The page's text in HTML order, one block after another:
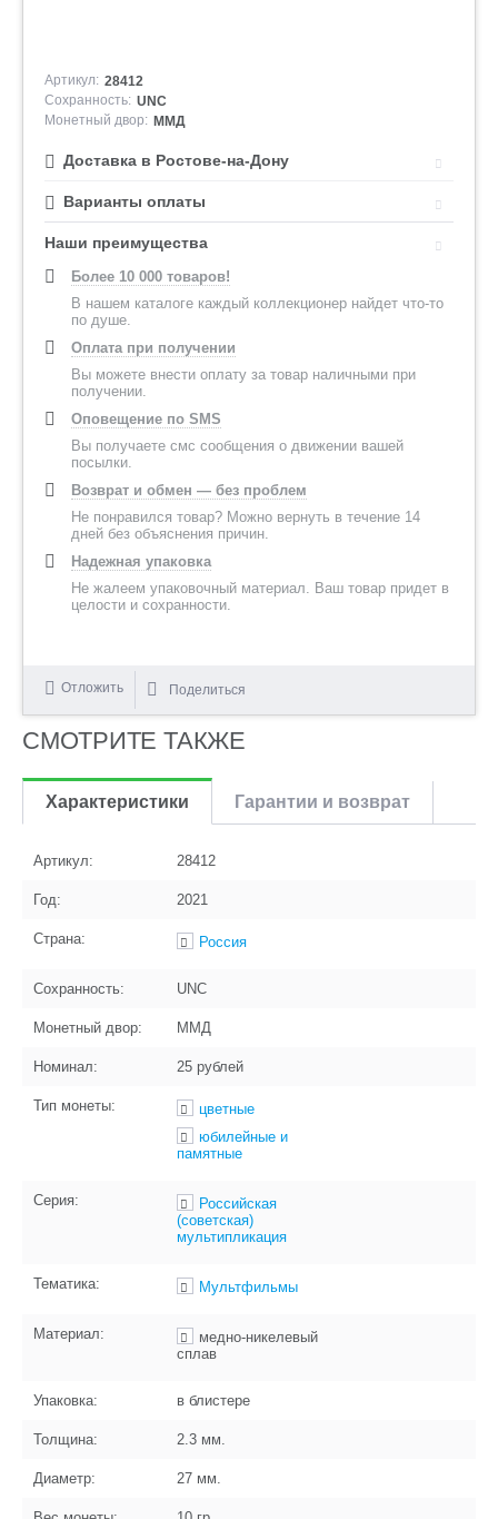
Артикул: 28412
Сохранность: UNC
Монетный двор: ММД
Доставка в Ростове-на-Дону
Варианты оплаты
Наши преимущества
Более 10 000 товаров!
В нашем каталоге каждый коллекционер найдет что-то
по душе.
Оплата при получении
Вы можете внести оплату за товар наличными при
получении.
Оповещение по SMS
Вы получаете смс сообщения о движении вашей
посылки.
Возврат и обмен — без проблем
Не понравился товар? Можно вернуть в течение 14
дней без объяснения причин.
Надежная упаковка
Не жалеем упаковочный материал. Ваш товар придет в
целости и сохранности.
Отложить Поделиться
СМОТРИТЕ ТАКЖЕ
Характеристики Гарантии и возврат
Артикул: 28412
Год: 2021
Страна: Россия
Сохранность: UNC
Монетный двор: ММД
Номинал: 25 рублей
Тип монеты:
цветные
юбилейные и
памятные
Серия:
Российская
(советская)
мультипликация
Тематика: Мультфильмы
Материал:
медно-никелевый
сплав
Упаковка: в блистере
Толщина: 2.3 мм.
Диаметр: 27 мм.